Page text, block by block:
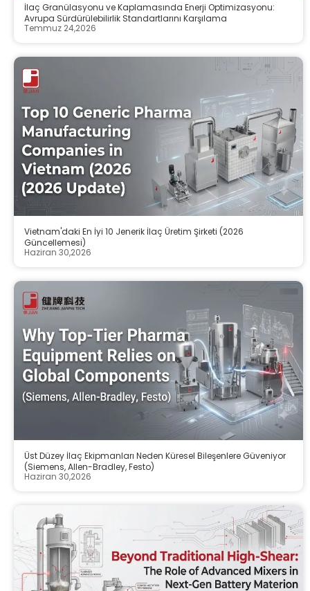
İlaç Granülasyonu ve Kaplamasında Enerji Optimizasyonu:
Avrupa Sürdürülebilirlik Standartlarını Karşılama
Temmuz 24,2026
Vietnam'daki En İyi 10 Jenerik İlaç Üretim Şirketi (2026
Güncellemesi)
Haziran 30,2026
Üst Düzey İlaç Ekipmanları Neden Küresel Bileşenlere Güveniyor
(Siemens, Allen-Bradley, Festo)
Haziran 30,2026